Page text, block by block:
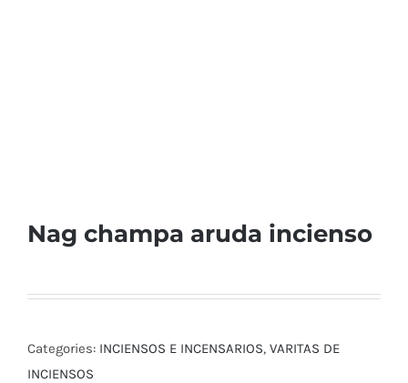
Nag champa aruda incienso
Categories: INCIENSOS E INCENSARIOS, VARITAS DE
INCIENSOS